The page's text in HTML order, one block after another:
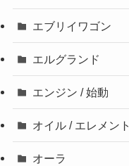
エブリイワゴン
エルグランド
エンジン / 始動
オイル / エレメント
オーラ